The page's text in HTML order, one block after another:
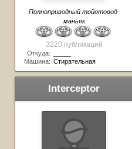
Полноприводный тойотовод-
маньяк
3220 публикаций
Откуда:
Машина: Стирательная
Interceptor